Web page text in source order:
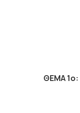
ΘΕΜΑ 1ο: